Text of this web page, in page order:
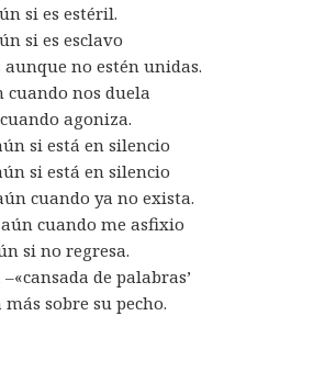
si es estéril.
si es esclavo
no estén unidas.
cuando nos duela
agoniza.
si está en silencio
si está en silencio
cuando ya no exista.
cuando me asfixio
si no regresa.
de palabras’
sobre su pecho.